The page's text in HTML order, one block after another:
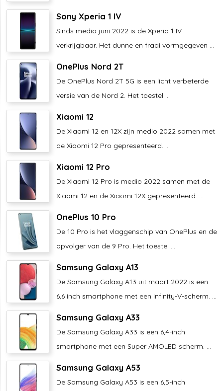
Sony Xperia 1 IV
Sinds medio juni 2022 is de Xperia 1 IV
verkrijgbaar. Het dunne en fraai vormgegeven ...
OnePlus Nord 2T
De OnePlus Nord 2T 5G is een licht verbeterde
versie van de Nord 2. Het toestel ...
Xiaomi 12
De Xiaomi 12 en 12X zijn medio 2022 samen met
de Xiaomi 12 Pro gepresenteerd. ...
Xiaomi 12 Pro
De Xiaomi 12 Pro is medio 2022 samen met de
Xiaomi 12 en de Xiaomi 12X gepresenteerd. ...
OnePlus 10 Pro
De 10 Pro is het vlaggenschip van OnePlus en de
opvolger van de 9 Pro. Het toestel ...
Samsung Galaxy A13
De Samsung Galaxy A13 uit maart 2022 is een
6,6 inch smartphone met een Infinity-V-scherm. ...
Samsung Galaxy A33
De Samsung Galaxy A33 is een 6,4-inch
smartphone met een Super AMOLED scherm. ...
Samsung Galaxy A53
De Samsung Galaxy A53 is een 6,5-inch